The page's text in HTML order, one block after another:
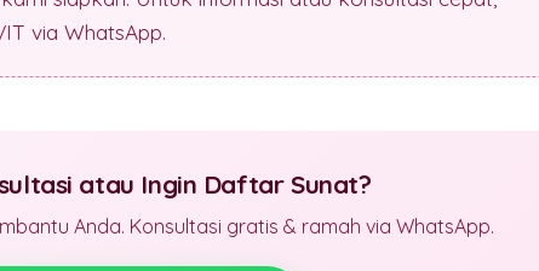
via WhatsApp.
atau Ingin Daftar Sunat?
Anda. Konsultasi gratis & ramah via WhatsApp.